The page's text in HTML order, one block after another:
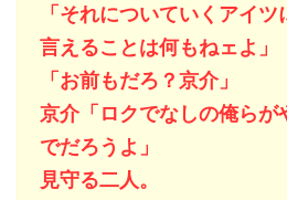
「それについていくアイ
言えることは何もねェよ」
「お前もだろ？京介」
京介「ロクでなしの俺らが
でだろうよ」
見守る二人。